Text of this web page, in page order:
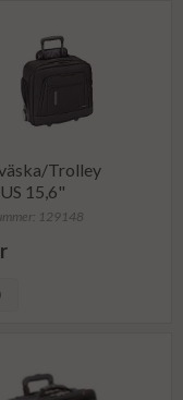
Trolley
15,6"
129148